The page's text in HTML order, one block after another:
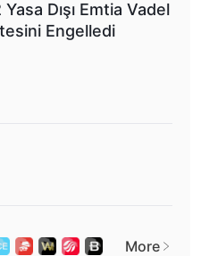
Dışı Emtia Vadel
Engelledi
More